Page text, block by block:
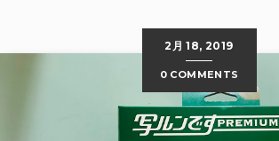
2月 18, 2019
0 COMMENTS